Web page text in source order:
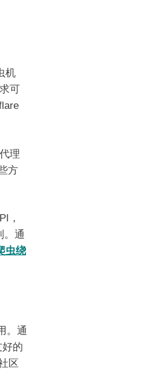
机
可
理
方
，
。通
虫绕
。通
的
区